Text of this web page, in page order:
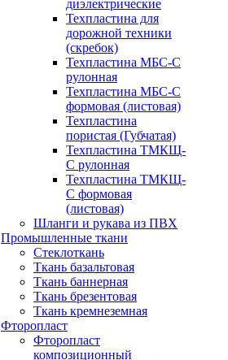
диэлектрические
Техпластина для
дорожной техники
(скребок)
Техпластина МБС-С
рулонная
Техпластина МБС-С
формовая (листовая)
Техпластина
пористая (Губчатая)
Техпластина ТМКЩ-
С рулонная
Техпластина ТМКЩ-
С формовая
(листовая)
Шланги и рукава из ПВХ
Промышленные ткани
Стеклоткань
Ткань базальтовая
Ткань баннерная
Ткань брезентовая
Ткань кремнеземная
Фторопласт
Фторопласт
композиционный